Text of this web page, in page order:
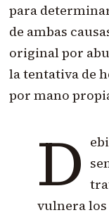
para
de ambas
original por
la tentativa de
por mano
D
vulnera los